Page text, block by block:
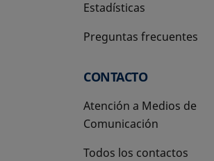
Estadísticas
Preguntas frecuentes
CONTACTO
Atención a Medios de
Comunicación
Todos los contactos